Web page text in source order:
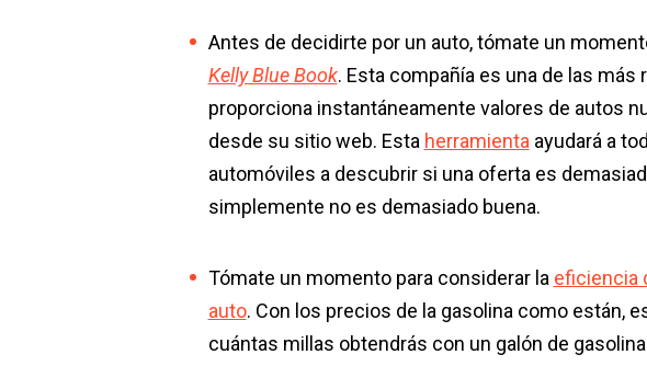
Antes de decidirte por un auto, tómate un
Kelly Blue Book. Esta compañía es una de las más
proporciona instantáneamente valores de autos
desde su sitio web. Esta herramienta ayudará a
automóviles a descubrir si una oferta es
simplemente no es demasiado buena.
Tómate un momento para considerar la eficiencia
auto. Con los precios de la gasolina como están,
cuántas millas obtendrás con un galón de